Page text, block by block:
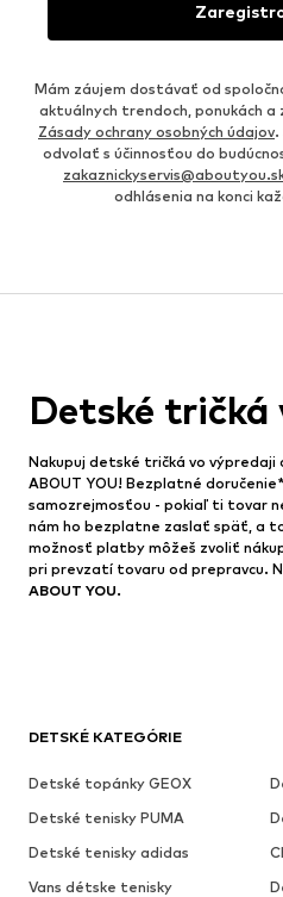
Mám záujem dostávať od
aktuálnych trendoch, ponukách a
Zásady ochrany osobných údajov.
odvolať s účinnosťou do
odhlásenia na konci
DETSKÉ KATEGÓRIE
Detské topánky GEOX
Detské tenisky PUMA
Detské tenisky adidas
Vans détske tenisky
Detské tričká
Nakupuj detské tričká vo výpredaji
ABOUT YOU! Bezplatné
samozrejmosťou - pokiaľ ti tovar
nám ho bezplatne zaslať späť, a
možnosť platby môžeš zvoliť
pri prevzatí tovaru od prepravcu.
ABOUT YOU.